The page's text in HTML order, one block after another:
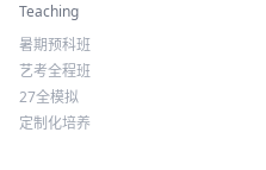
Teaching
暑期预科班
艺考全程班
27全模拟
定制化培养